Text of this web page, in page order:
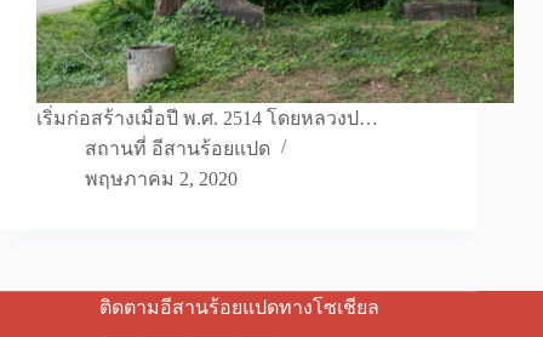
เริ่มก่อสร้างเมื่อปี พ.ศ. 2514 โดยหลวงป…
สถานที่ อีสานร้อยแปด
พฤษภาคม 2, 2020
ติดตามอีสานร้อยแปดทางโซเชียล